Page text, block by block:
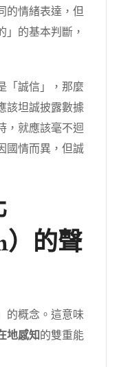
的情緒表達，但
的基本判斷，
「誠信」，那麼
該坦誠披露數據
，就應該毫不迴
國情而異，但誠
）的聲
的概念。這意味
地感知的雙重能